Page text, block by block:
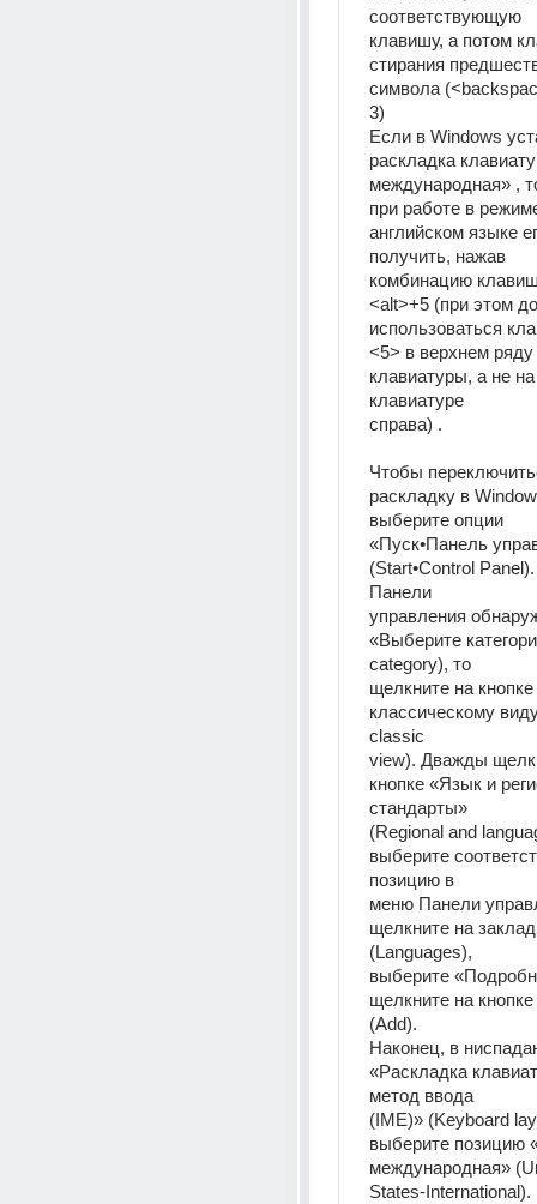
соответствующую
клавишу, а потом
стирания
символа
3)
Если в Windows
раскладка
международная» ,
при работе в
английском языке
получить, нажав
комбинацию
<alt>+5 (при этом
использоваться
<5> в верхнем ряду
клавиатуры, а не
клавиатуре
справа) .
Чтобы
раскладку в
выберите опции
«Пуск•Панель
(Start•Control
Панели
управления
«Выберите
category), то
щелкните на
классическому
classic
view). Дважды
кнопке «Язык и
стандарты»
(Regional and
выберите
позицию в
меню Панели
щелкните на
(Languages),
выберите
щелкните на
(Add).
Наконец, в
«Раскладка
метод ввода
(IME)» (Keyboard
выберите
международная»
States-International).